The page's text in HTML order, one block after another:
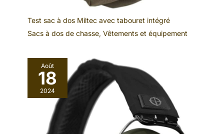
Test sac à dos Miltec avec tabouret intégré
Sacs à dos de chasse, Vêtements et équipement
Août
18
2024